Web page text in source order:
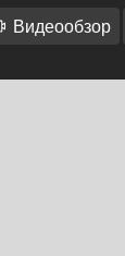
Видеообзор